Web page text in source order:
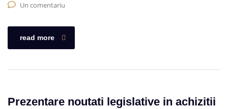
Un comentariu
read more
Prezentare noutati legislative in achizitii